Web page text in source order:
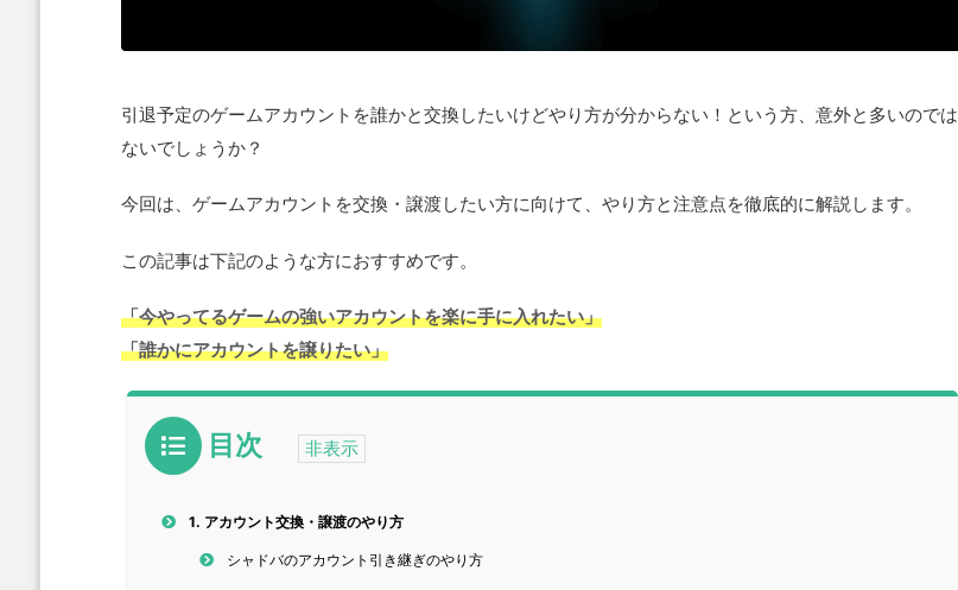
引退予定のゲームアカウントを誰かと交換したいけどやり方が分からない！という方、意外と多いのでは
ないでしょうか？
今回は、ゲームアカウントを交換・譲渡したい方に向けて、やり方と注意点を徹底的に解説します。
この記事は下記のような方におすすめです。
「今やってるゲームの強いアカウントを楽に手に入れたい」
「誰かにアカウントを譲りたい」
目次
1. アカウント交換・譲渡のやり方
シャドバのアカウント引き継ぎのやり方